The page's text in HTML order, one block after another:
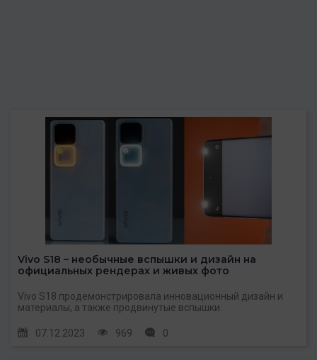
Vivo S18 – необычные вспышки и дизайн на
официальных рендерах и живых фото
Vivo S18 продемонстрировала инновационный дизайн и
материалы, а также продвинутые вспышки.
07.12.2023 969 0